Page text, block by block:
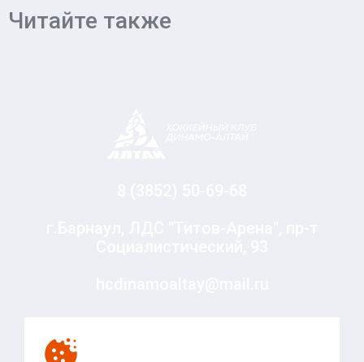
Читайте также
© Хоккейный клуб «Динамо-Алтай», 2010-2020